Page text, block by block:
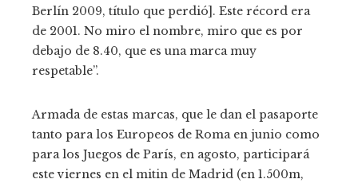
Berlín 2009, título que perdió]. Este récord era
de 2001. No miro el nombre, miro que es por
debajo de 8.40, que es una marca muy
respetable”.
Armada de estas marcas, que le dan el pasaporte
tanto para los Europeos de Roma en junio como
para los Juegos de París, en agosto, participará
este viernes en el mitin de Madrid (en 1.500m,